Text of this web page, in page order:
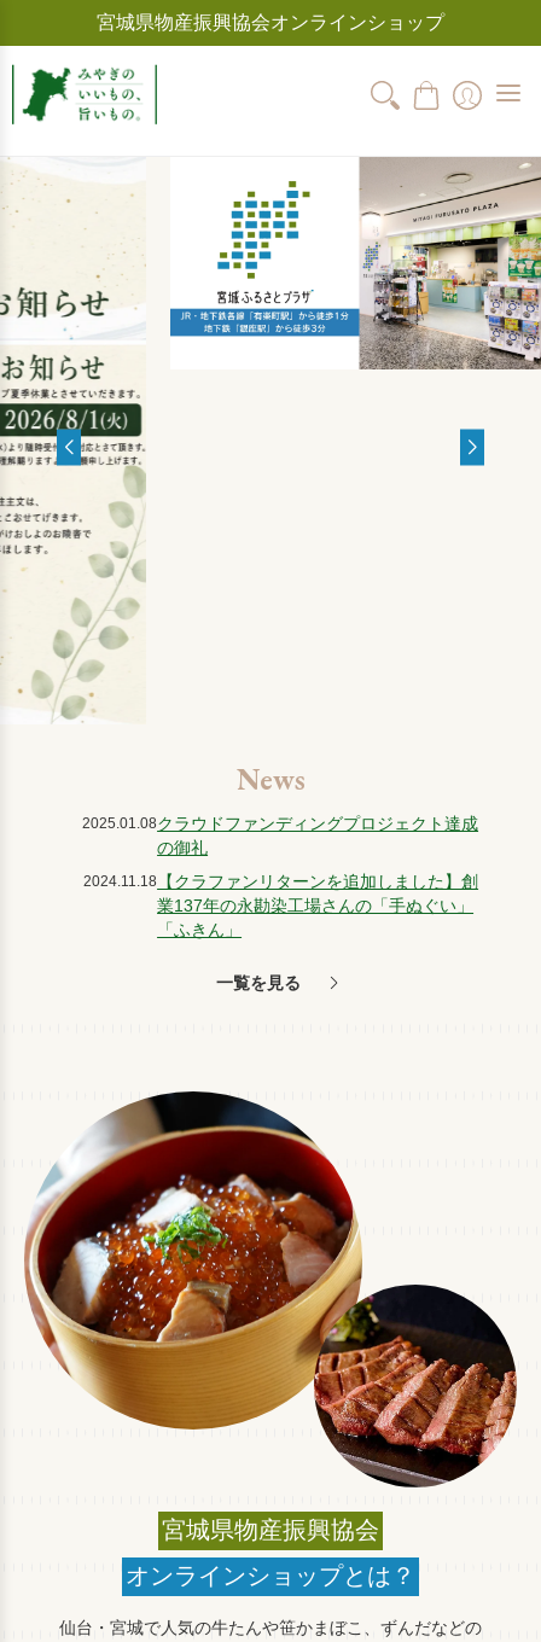
宮城県物産振興協会オンラインショップ
News
2025.01.08クラウドファンディングプロジェクト達成
の御礼
2024.11.18 【クラファンリターンを追加しました】創
業137年の永勘染工場さんの「手ぬぐい」
「ふきん」
一覧を見る
宮城県物産振興協会
オンラインショップとは？
仙台・宮城で人気の牛たんや笹かまぼこ、ずんだなどの